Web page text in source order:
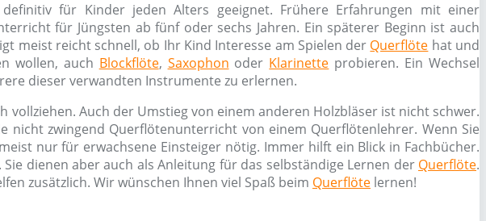
für Kinder jeden Alters geeignet. Frühere Erfahrungen mit einer
für Jüngsten ab fünf oder sechs Jahren. Ein späterer Beginn ist auch
meist reicht schnell, ob Ihr Kind Interesse am Spielen der Querflöte hat und
wollen, auch Blockflöte, Saxophon oder Klarinette probieren. Ein Wechsel
dieser verwandten Instrumente zu erlernen.
vollziehen. Auch der Umstieg von einem anderen Holzbläser ist nicht schwer.
nicht zwingend Querflötenunterricht von einem Querflötenlehrer. Wenn Sie
nur für erwachsene Einsteiger nötig. Immer hilft ein Blick in Fachbücher.
dienen aber auch als Anleitung für das selbständige Lernen der Querflöte.
zusätzlich. Wir wünschen Ihnen viel Spaß beim Querflöte lernen!